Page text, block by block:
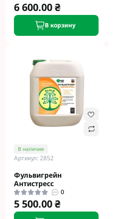
6 600.00 ₴
В корзину
В наличии
Артикул: 2852
Фульвигрейн
Антистресс
0
5 500.00 ₴